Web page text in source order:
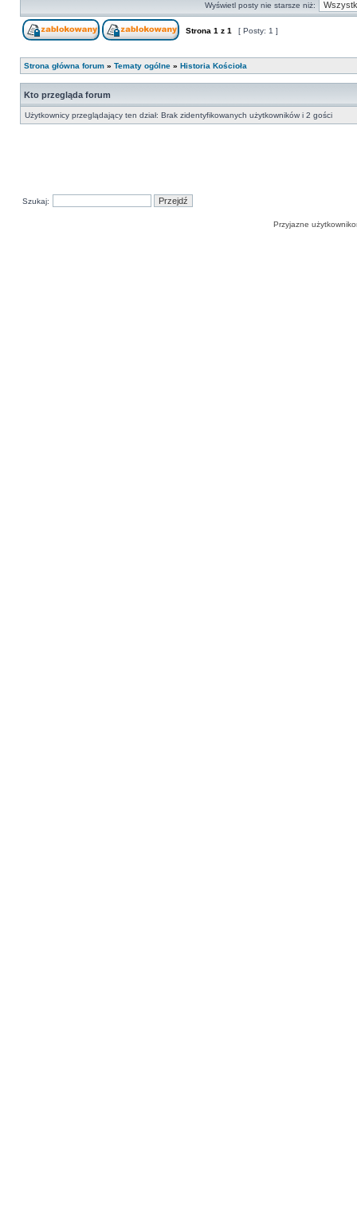
Wyświetl posty nie starsze niż:
Strona 1 z 1 [ Posty: 1 ]
Strona główna forum » Tematy ogólne » Historia Kościoła
Kto przegląda forum
Użytkownicy przeglądający ten dział: Brak zidentyfikowanych użytkowników i 2 gości
Szukaj:
Przyjazne